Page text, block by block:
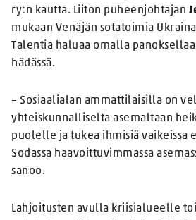
ry:n kautta. Liiton puheenjohtajan
mukaan Venäjän sotatoimia
Talentia haluaa omalla
hädässä.
– Sosiaalialan ammattilaisilla on
yhteiskunnalliselta asemaltaan
puolelle ja tukea ihmisiä vaikeissa
Sodassa haavoittuvimmassa
sanoo.
Lahjoitusten avulla kriisialueelle